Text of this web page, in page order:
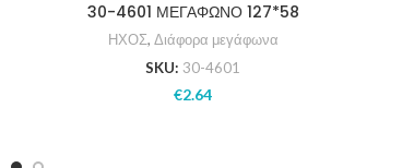
30-4601 ΜΕΓΑΦΩΝΟ 127*58
ΗΧΟΣ, Διάφορα μεγάφωνα
SKU: 30-4601
€2.64